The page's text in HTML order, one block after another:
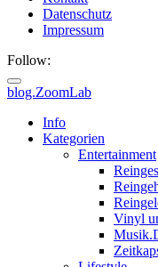
Datenschutz
Impressum
Follow:
blog.ZoomLab
ZoomLab
Info
Kategorien
Entertainment
Vinyl